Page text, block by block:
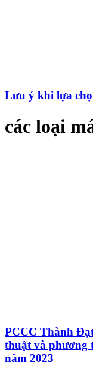
Lưu ý khi lựa
các loại
PCCC Thành
thuật và phương
năm 2023